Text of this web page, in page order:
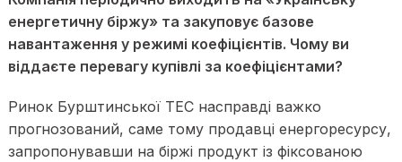
енергетичну біржу» та закуповує базове
навантаження у режимі коефіцієнтів. Чому ви
віддаєте перевагу купівлі за коефіцієнтами?
Ринок Бурштинської ТЕС насправді важко
прогнозований, саме тому продавці енергоресурсу,
запропонувавши на біржі продукт із фіксованою